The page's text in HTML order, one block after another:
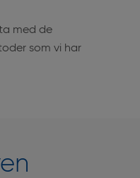
med de
som vi har